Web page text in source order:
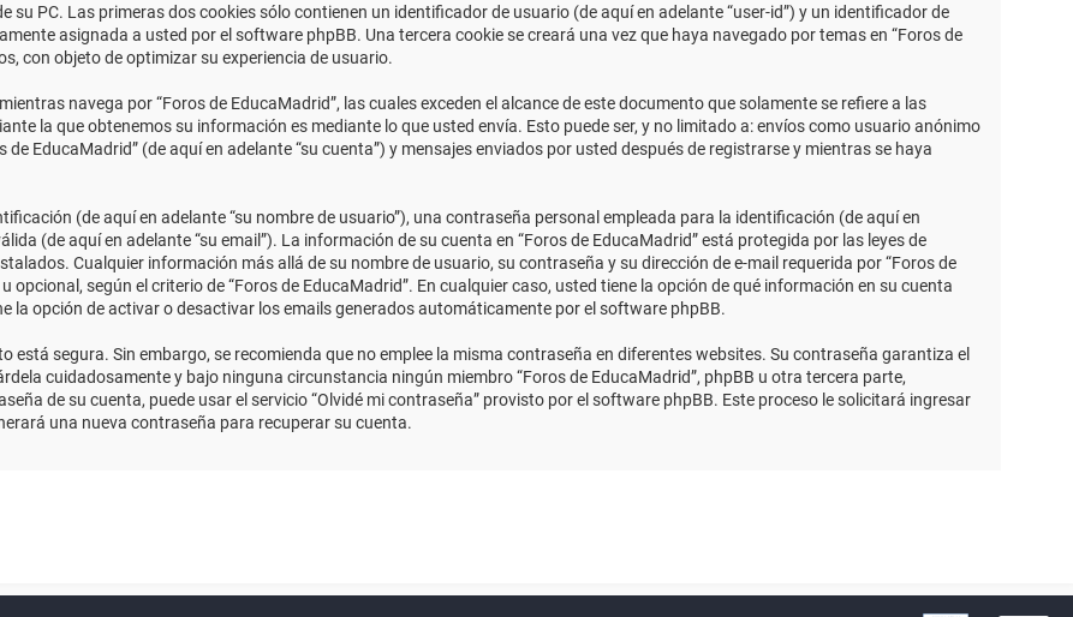
su PC. Las primeras dos cookies sólo contienen un identificador de usuario (de aquí en adelante “user-id”) y un identificador de
asignada a usted por el software phpBB. Una tercera cookie se creará una vez que haya navegado por temas en “Foros de
con objeto de optimizar su experiencia de usuario.
navega por “Foros de EducaMadrid”, las cuales exceden el alcance de este documento que solamente se refiere a las
la que obtenemos su información es mediante lo que usted envía. Esto puede ser, y no limitado a: envíos como usuario anónimo
EducaMadrid” (de aquí en adelante “su cuenta”) y mensajes enviados por usted después de registrarse y mientras se haya
(de aquí en adelante “su nombre de usuario”), una contraseña personal empleada para la identificación (de aquí en
(de aquí en adelante “su email”). La información de su cuenta en “Foros de EducaMadrid” está protegida por las leyes de
Cualquier información más allá de su nombre de usuario, su contraseña y su dirección de e-mail requerida por “Foros de
según el criterio de “Foros de EducaMadrid”. En cualquier caso, usted tiene la opción de qué información en su cuenta
la opción de activar o desactivar los emails generados automáticamente por el software phpBB.
segura. Sin embargo, se recomienda que no emplee la misma contraseña en diferentes websites. Su contraseña garantiza el
cuidadosamente y bajo ninguna circunstancia ningún miembro “Foros de EducaMadrid”, phpBB u otra tercera parte,
de su cuenta, puede usar el servicio “Olvidé mi contraseña” provisto por el software phpBB. Este proceso le solicitará ingresar
una nueva contraseña para recuperar su cuenta.